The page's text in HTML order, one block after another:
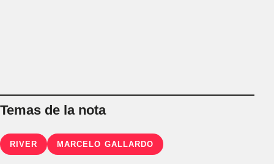
Temas de la nota
RIVER MARCELO GALLARDO